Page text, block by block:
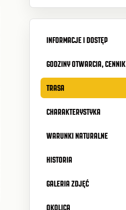
INFORMACJE I DOSTĘP
GODZINY OTWARCIA, CENNIK
TRASA
CHARAKTERYSTYKA
WARUNKI NATURALNE
HISTORIA
GALERIA ZDJĘĆ
OKOLICA